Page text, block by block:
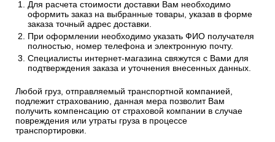
Для расчета стоимости доставки Вам необходимо
оформить заказ на выбранные товары, указав в форме
заказа точный адрес доставки.
При оформлении необходимо указать ФИО получателя
полностью, номер телефона и электронную почту.
Специалисты интернет-магазина свяжутся с Вами для
подтверждения заказа и уточнения внесенных данных.
Любой груз, отправляемый транспортной компанией,
подлежит страхованию, данная мера позволит Вам
получить компенсацию от страховой компании в случае
повреждения или утраты груза в процессе
транспортировки.